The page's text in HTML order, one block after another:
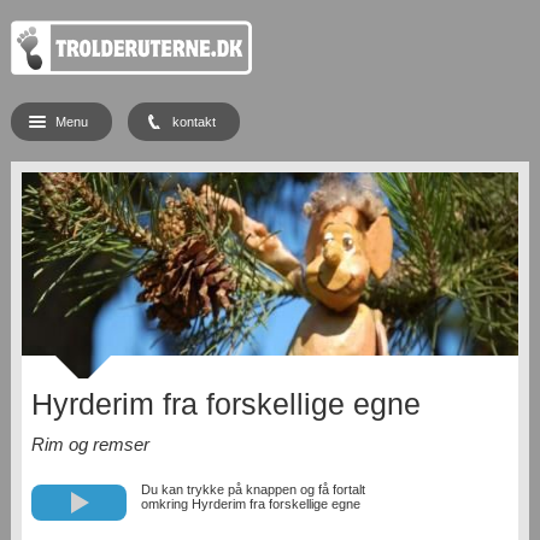
Hyrderim fra forskellige egne
Rim og remser
Du kan trykke på knappen og få fortalt
omkring Hyrderim fra forskellige egne
Menu kontakt